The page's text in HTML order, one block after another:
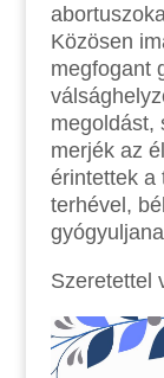
Közösen
megfogant
megoldást,
merjék az
érintettek a
terhével,
Szeretettel